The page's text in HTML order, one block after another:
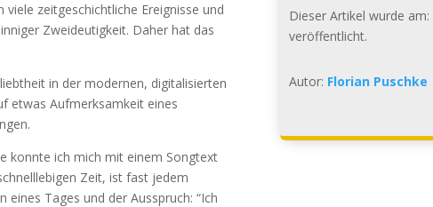
zeitgeschichtliche Ereignisse und
Zweideutigkeit. Daher hat das
in der modernen, digitalisierten
etwas Aufmerksamkeit eines
konnte ich mich mit einem Songtext
Zeit, ist fast jedem
Tages und der Ausspruch: “Ich
Dieser Artikel wurde am:
veröffentlicht.
Autor: Florian Puschke